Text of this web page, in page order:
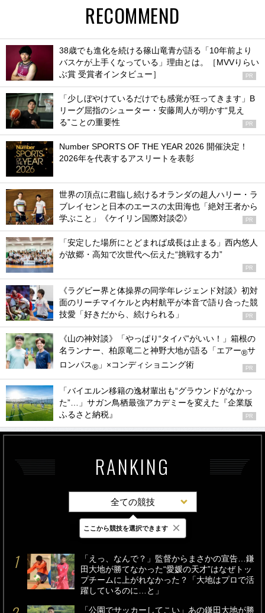
RECOMMEND
38歳でも進化を続ける篠山竜青が語る「10年前より
バスケが上手くなっている」理由とは。［MVVりらい
ぶ賞 受賞者インタビュー］
PR
「少しぼやけているだけでも感覚が狂ってきます」B
リーグ屈指のシューター・安藤周人が明かす“見え
る”ことの重要性
PR
Number SPORTS OF THE YEAR 2026 開催決定！
2026年を代表するアスリートを表彰
世界の頂点に君臨し続けるオランダの超人ハリー・ラ
ブレイセンと日本のエースの太田海也「絶対王者から
学ぶこと」《ケイリン国際対談②》
PR
「安定した場所にとどまれば成長は止まる」西内悠人
が故郷・高知で次世代へ伝えた“挑戦する力”
PR
《ラグビー界と体操界の同学年レジェンド対談》初対
面のリーチマイケルと内村航平が本音で語り合った競
技愛「好きだから、続けられる」
PR
《山の神対談》「やっぱり“タイパ”がいい！」箱根の
名ランナー、柏原竜二と神野大地が語る「エアー®サ
ロンパス® 」×コンディショニング術 PR
「バイエルン移籍の逸材輩出も“グラウンドがなかっ
た”…」サガン鳥栖最強アカデミーを変えた『企業版
ふるさと納税』
PR
RANKING
全ての競技
最新 24時間 週間
「えっ、なんで？」監督からまさかの宣告…鎌
田大地が勝てなかった“愛媛の天才”はなぜトッ
プチームに上がれなかった？「大地はプロで活
躍しているのに…と」
「公園でサッカーしてこい」あの鎌田大地が勝
ここから競技を選択できます ×